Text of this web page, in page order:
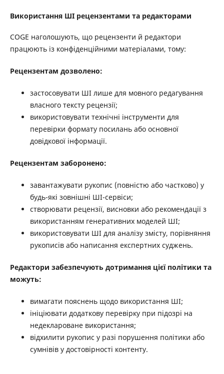
Використання ШІ рецензентами та редакторами
COGE наголошують, що рецензенти й редактори
працюють із конфіденційними матеріалами, тому:
Рецензентам дозволено:
застосовувати ШІ лише для мовного редагування
власного тексту рецензії;
використовувати технічні інструменти для
перевірки формату посилань або основної
довідкової інформації.
Рецензентам заборонено:
завантажувати рукопис (повністю або частково) у
будь-які зовнішні ШІ-сервіси;
створювати рецензії, висновки або рекомендації з
використанням генеративних моделей ШІ;
використовувати ШІ для аналізу змісту, порівняння
рукописів або написання експертних суджень.
Редактори забезпечують дотримання цієї політики та
можуть:
вимагати пояснень щодо використання ШІ;
ініціювати додаткову перевірку при підозрі на
недеклароване використання;
відхилити рукопис у разі порушення політики або
сумнівів у достовірності контенту.